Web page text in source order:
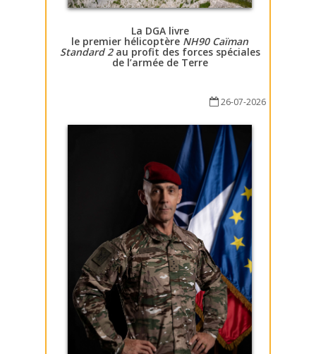
La DGA livre
le premier hélicoptère NH90 Caïman
Standard 2au profit des forces spéciales
de l’armée de Terre
26-07-2026